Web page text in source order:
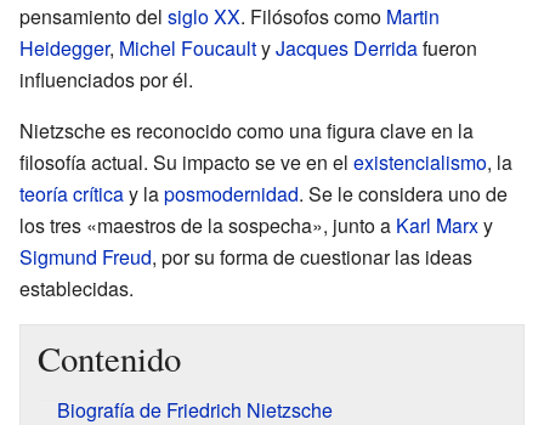
pensamiento del siglo XX. Filósofos como Martin
Heidegger, Michel FoucaultyJacques Derridafueron
influenciados por él.
Nietzsche es reconocido como una figura clave en la
filosofía actual. Su impacto se ve en el existencialismo, la
teoría críticay laposmodernidad. Se le considera uno de
los tres «maestros de la sospecha», junto a Karl Marxy
Sigmund Freud, por su forma de cuestionar las ideas
establecidas.
Contenido
Biografía de Friedrich Nietzsche